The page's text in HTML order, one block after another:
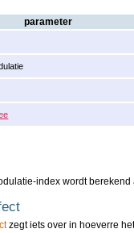
parameter
index wordt
zegt iets over in hoeverre